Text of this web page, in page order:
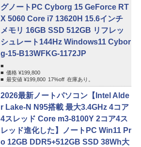
グノートPC Cyborg 15 GeForce RT
X 5060 Core i7 13620H 15.6インチ
メモリ 16GB SSD 512GB リフレッ
シュレート144Hz Windows11 Cybor
g-15-B13WFKG-1172JP
価格 ¥199,800
最安値 ¥199,800 17%off 在庫あり。
2026最新ノートパソコン【Intel Alde
r Lake-N N95搭載 最大3.4GHz 4コア
4スレッド Core m3-8100Y 2コア4ス
レッド進化した】ノートPC Win11 Pr
o 12GB DDR5+512GB SSD 38Wh大